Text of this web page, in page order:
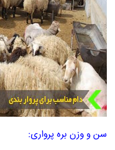
سن و وزن بره پرواری: